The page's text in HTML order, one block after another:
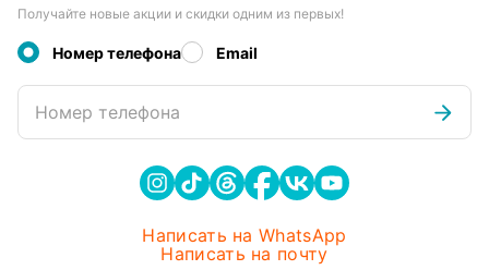
Получайте новые акции и скидки одним из первых!
Номер телефона Email
Номер телефона
Написать на WhatsApp
Написать на почту